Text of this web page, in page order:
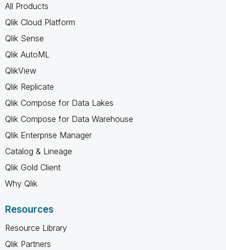
All Products
Qlik Cloud Platform
Qlik Sense
Qlik AutoML
QlikView
Qlik Replicate
Qlik Compose for Data Lakes
Qlik Compose for Data Warehouse
Qlik Enterprise Manager
Catalog & Lineage
Qlik Gold Client
Why Qlik
Resources
Resource Library
Qlik Partners